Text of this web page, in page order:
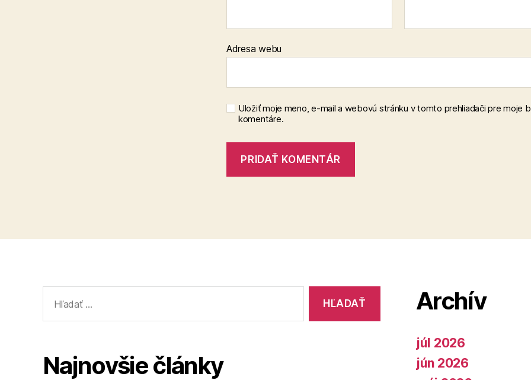
Adresa webu
Uložiť moje meno, e-mail a webovú stránku v tomto prehliadači pre moje
komentáre.
Najnovšie články
Archív
júl 2026
jún 2026